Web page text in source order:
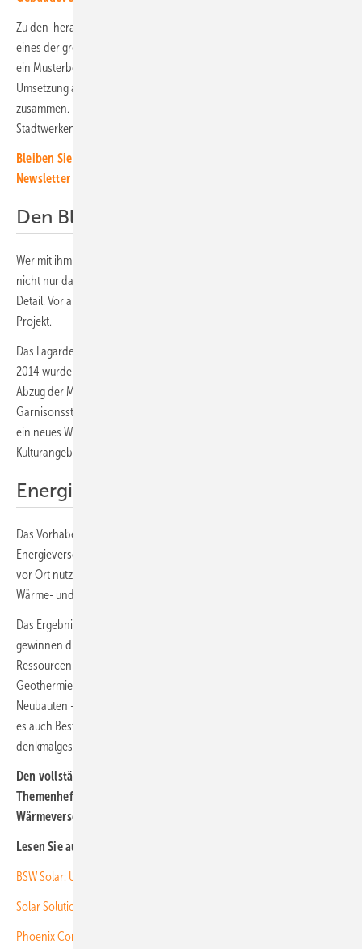
Zu den herausragenden Projekten gehört Lagarde Bamberg. Es ist
eines der größten innerstädtischen Bauprojekte in Deutschland und
ein Musterbeispiel für ein ganzheitliches Energiekonzept. Bei der
Umsetzung arbeiten die Experten von Ait eng mit Stefan Loskarn
zusammen. Er leitet den Bereich Quartiersentwicklung bei den
Stadtwerken Bamberg.
Bleiben Sie auf dem Laufenden, melden Sie sich für unseren
Newsletter an
Den Blick für die Details
Wer mit ihm ins Gespräch kommt, stellt schnell fest: Der Mann hat
nicht nur das große Ganze im Blick, er kennt offenbar auch jedes
Detail. Vor allem aber: Stefan Loskarn ist Feuer und Flamme für sein
Projekt.
Das Lagarde Areal erstreckt sich auf rund 20 Hektar. Von 1945 bis
2014 wurde es von der US-Armee als Kasernengelände genutzt. Der
Abzug der Militärs öffnete den Planern der ehemaligen
Garnisonsstadt neue Möglichkeiten. Mitten in der Stadt entsteht jetzt
ein neues Wohngebiet – mit Grünflächen, Gewerben und Raum für
Kulturangebote.
Energie vor Ort erzeugen und nutzen
Das Vorhaben ist ambitioniert: Denn die Planer setzen auf eine
Energieversorgung, die möglichst viele erneuerbare Energiequellen
vor Ort nutzt. „Dafür haben wir sehr genau austarierte Energie-,
Wärme- und Mobilitätskonzepte entwickelt“, sagt Stefan Loskarn.
Das Ergebnis spricht für sich: Rund 70 Prozent der benötigten Energie
gewinnen die Stadtwerke mitten in der Stadt aus erneuerbaren
Ressourcen – im Wesentlichen mit Photovoltaikanlagen und
Geothermie. Damit setzen die Bamberger Maßstäbe. Denn neben den
Neubauten – Wohnhäuser, Bürokomplexe und Gewerbeflächen – gilt
es auch Bestandsgebäude zu versorgen, die meisten
denkmalgeschützt. Kein einfaches Unterfangen. (gekürzt HG/HS)
Den vollständigen Projektbericht lesen Sie in unserem
Themenheft zur solaren Architektur und zur elektrischen
Wärmeversorgung. Es scheint am 19. Oktober 2023.
Lesen Sie auch:
BSW Solar: Umsatzsteuervorteil für Photovoltaik bleibt dauerhaft
Solar Solutions: Freitickets für regionale Fachmesse in Düsseldorf
Phoenix Contact: Zukunftspark der All Electric Society eröffnet